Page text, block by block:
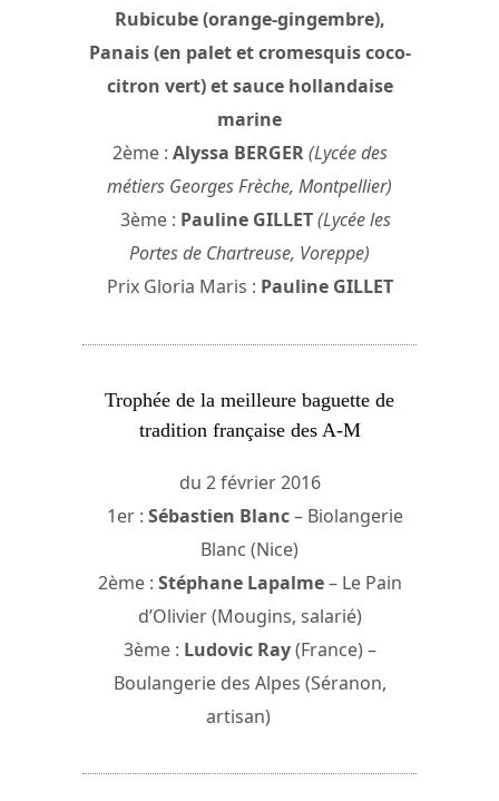
Rubicube (orange-gingembre),
Panais (en palet et cromesquis coco-
citron vert) et sauce hollandaise
marine
2ème : Alyssa BERGER (Lycée des
métiers Georges Frèche, Montpellier)
3ème : Pauline GILLET (Lycée les
Portes de Chartreuse, Voreppe)
Prix Gloria Maris : Pauline GILLET
Trophée de la meilleure baguette de
tradition française des A-M
du 2 février 2016
1er : Sébastien Blanc– Biolangerie
Blanc (Nice)
2ème : Stéphane Lapalme– Le Pain
d’Olivier (Mougins, salarié)
3ème : Ludovic Ray(France) –
Boulangerie des Alpes (Séranon,
artisan)